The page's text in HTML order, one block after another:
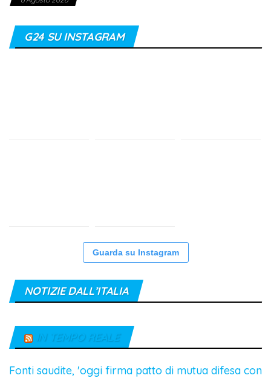
G24 SU INSTAGRAM
Guarda su Instagram
NOTIZIE DALL’ITALIA
IN TEMPO REALE
Fonti saudite, 'oggi firma patto di mutua difesa con